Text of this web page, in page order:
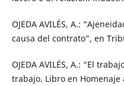
OJEDA AVILÉS, A.:
causa del contrato”, en
OJEDA AVILÉS, A.: “El
trabajo. Libro en Homenaje